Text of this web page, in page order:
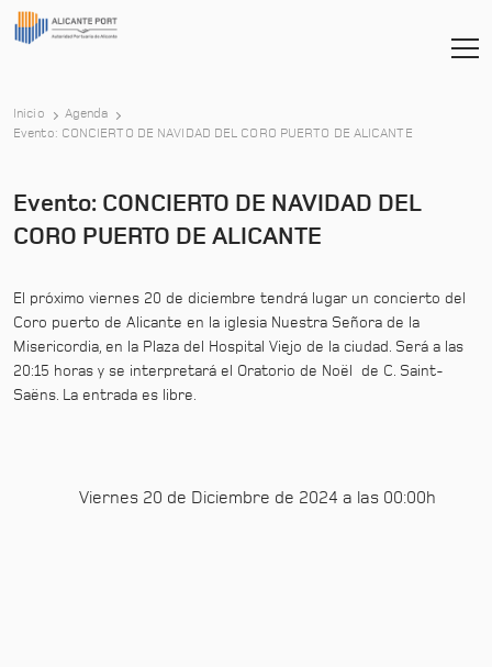
Inicio
Agenda
Evento: CONCIERTO DE NAVIDAD DEL CORO PUERTO DE ALICANTE
Evento: CONCIERTO DE NAVIDAD DEL
CORO PUERTO DE ALICANTE
El próximo viernes 20 de diciembre tendrá lugar un concierto del
Coro puerto de Alicante en la iglesia Nuestra Señora de la
Misericordia, en la Plaza del Hospital Viejo de la ciudad. Será a las
20:15 horas y se interpretará el Oratorio de Noël de C. Saint-
Saëns. La entrada es libre.
Viernes 20 de Diciembre de 2024 a las 00:00h